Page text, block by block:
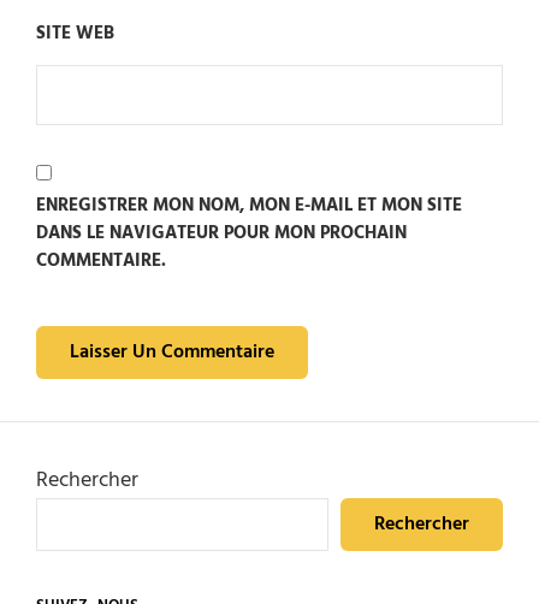
SITE WEB
ENREGISTRER MON NOM, MON E-MAIL ET MON SITE
DANS LE NAVIGATEUR POUR MON PROCHAIN
COMMENTAIRE.
Rechercher
Rechercher